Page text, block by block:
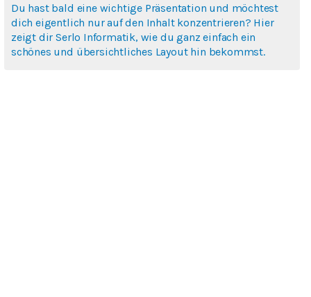
Du hast bald eine wichtige Präsentation und möchtest
dich eigentlich nur auf den Inhalt konzentrieren? Hier
zeigt dir Serlo Informatik, wie du ganz einfach ein
schönes und übersichtliches Layout hin bekommst.